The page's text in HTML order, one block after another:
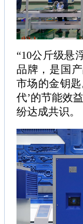
“10公斤级悬
品牌，是国
市场的金钥
代’的节能效
纷达成共识。